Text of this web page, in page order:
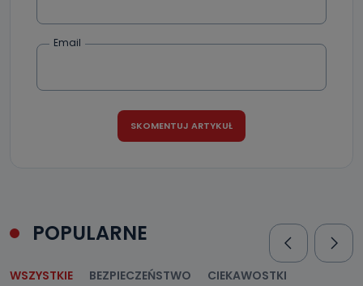
Email
POPULARNE
WSZYSTKIE BEZPIECZEŃSTWO
CIEKAWOSTKI